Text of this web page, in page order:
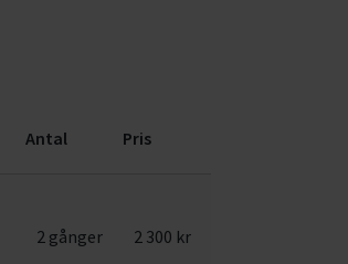
Antal Pris
2 gånger 2 300 kr